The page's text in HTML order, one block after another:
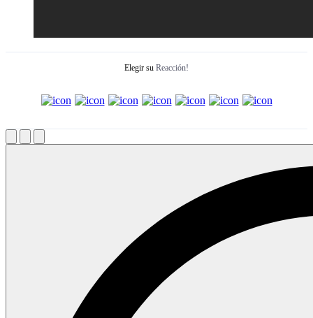
Elegir su Reacción!